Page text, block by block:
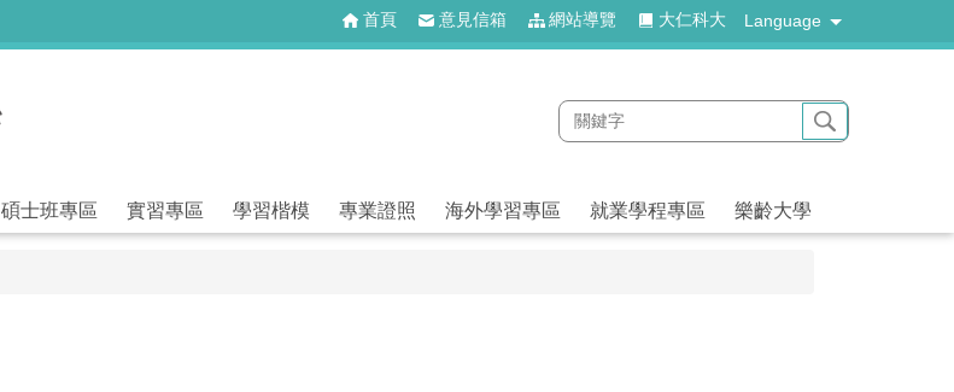
首頁 意見信箱 網站導覽 大仁科大 Language
碩士班專區 實習專區 學習楷模 專業證照 海外學習專區 就業學程專區 樂齡大學